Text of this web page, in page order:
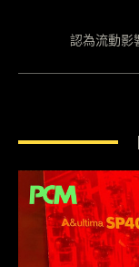
認為流動影